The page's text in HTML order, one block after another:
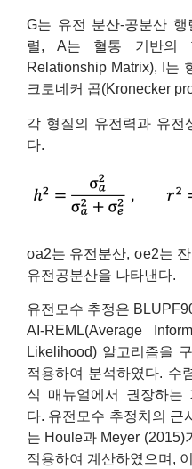
G는 유전 분산-공분산
렬, A는 혈통 기반의
Relationship Matrix), I는
크로네커 곱(Kronecker
각 형질의 유전력과 유전
다.
σa2는 유전분산, σe2는
유전공분산을 나타낸다.
유전모수 추정은
AI-REML(Average
Likelihood) 알고리즘을
적용하여 분석하였다. 수
식 매뉴얼에서 권장하는
다. 유전모수 추정치의 근
는 Houle과 Meyer (2015)
적용하여 계산하였으며,